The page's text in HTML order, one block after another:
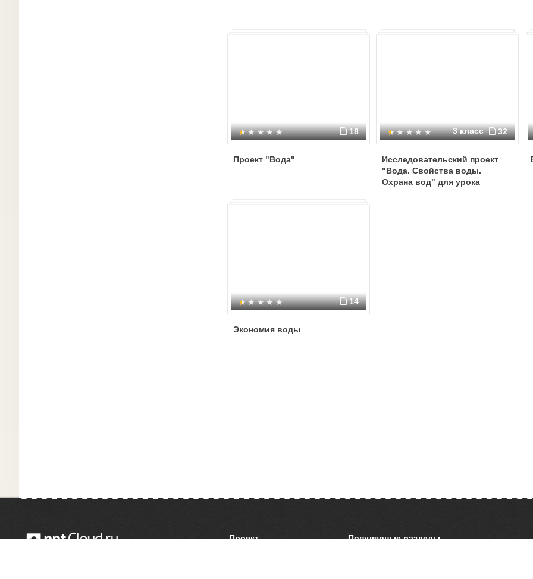
18
Проект "Вода"
3 класс 32
Исследовательский проект
"Вода. Свойства воды.
Охрана вод" для урока
14
Экономия воды
Проект
Популярные разделы